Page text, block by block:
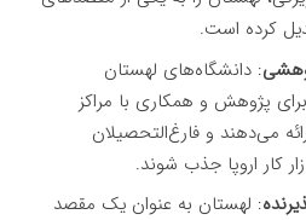
کرده است.
: دانشگاه‌های لهستان
پژوهش و همکاری با مراکز
می‌دهند و فارغ‌التحصیلان
کار اروپا جذب شوند.
: لهستان به عنوان یک مقصد